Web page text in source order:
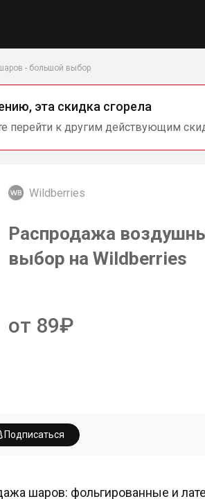
- большой выбор
эта скидка сгорела
перейти к другим действующим
Wildberries
Распродажа
выбор на Wildberries
от 89₽
Подписаться
шаров: фольгированные и